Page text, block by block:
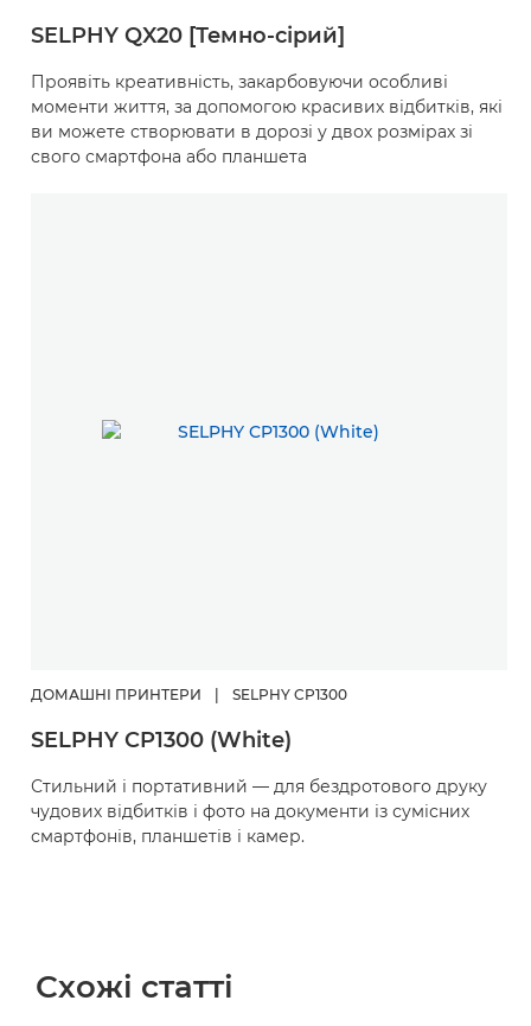
SELPHY QX20 [Темно-сірий]
Проявіть креативність, закарбовуючи особливі
моменти життя, за допомогою красивих відбитків, які
ви можете створювати в дорозі у двох розмірах зі
свого смартфона або планшета
ДОМАШНІ ПРИНТЕРИ SELPHY CP1300
SELPHY CP1300 (White)
Стильний і портативний — для бездротового друку
чудових відбитків і фото на документи із сумісних
смартфонів, планшетів і камер.
Схожі статті